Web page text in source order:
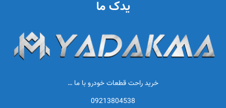
یدک ما
خرید راحت قطعات خودرو با ما …
09213804538